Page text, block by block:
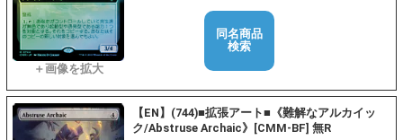
同名商品
検索
【EN】(744)■拡張アート■《難解なアルカイッ
ク/Abstruse Archaic》[CMM-BF] 無R